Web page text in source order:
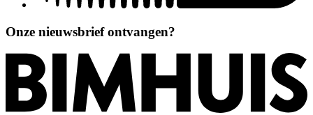
Onze nieuwsbrief ontvangen?